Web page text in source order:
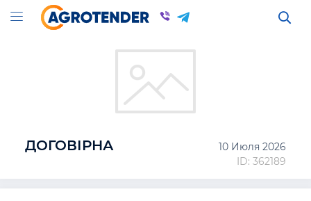
ДОГОВІРНА
10 Июля 2026
ID: 362189